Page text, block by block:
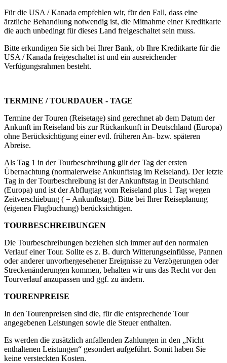
Für die USA / Kanada empfehlen wir, für den Fall, dass eine
ärztliche Behandlung notwendig ist, die Mitnahme einer Kreditkarte
die auch unbedingt für dieses Land freigeschaltet sein muss.
Bitte erkundigen Sie sich bei Ihrer Bank, ob Ihre Kreditkarte für die
USA / Kanada freigeschaltet ist und ein ausreichender
Verfügungsrahmen besteht.
TERMINE / TOURDAUER - TAGE
Termine der Touren (Reisetage) sind gerechnet ab dem Datum der
Ankunft im Reiseland bis zur Rückankunft in Deutschland (Europa)
ohne Berücksichtigung einer evtl. früheren An- bzw. späteren
Abreise.
Als Tag 1 in der Tourbeschreibung gilt der Tag der ersten
Übernachtung (normalerweise Ankunftstag im Reiseland). Der letzte
Tag in der Tourbeschreibung ist der Ankunftstag in Deutschland
(Europa) und ist der Abflugtag vom Reiseland plus 1 Tag wegen
Zeitverschiebung ( = Ankunftstag). Bitte bei Ihrer Reiseplanung
(eigenen Flugbuchung) berücksichtigen.
TOURBESCHREIBUNGEN
Die Tourbeschreibungen beziehen sich immer auf den normalen
Verlauf einer Tour. Sollte es z. B. durch Witterungseinflüsse, Pannen
oder anderer unvorhergesehener Ereignisse zu Verzögerungen oder
Streckenänderungen kommen, behalten wir uns das Recht vor den
Tourverlauf anzupassen und ggf. zu ändern.
TOURENPREISE
In den Tourenpreisen sind die, für die entsprechende Tour
angegebenen Leistungen sowie die Steuer enthalten.
Es werden die zusätzlich anfallenden Zahlungen in den „Nicht
enthaltenen Leistungen“ gesondert aufgeführt. Somit haben Sie
keine versteckten Kosten.